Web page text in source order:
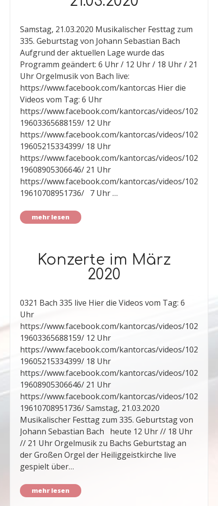
Samstag, 21.03.2020 Musikalischer Festtag zum
335. Geburtstag von Johann Sebastian Bach
Aufgrund der aktuellen Lage wurde das
Programm geändert: 6 Uhr / 12 Uhr / 18 Uhr / 21
Uhr Orgelmusik von Bach live:
https://www.facebook.com/kantorcas Hier die
Videos vom Tag: 6 Uhr
https://www.facebook.com/kantorcas/videos/102
19603365688159/ 12 Uhr
https://www.facebook.com/kantorcas/videos/102
19605215334399/ 18 Uhr
https://www.facebook.com/kantorcas/videos/102
19608905306646/ 21 Uhr
https://www.facebook.com/kantorcas/videos/102
19610708951736/ 7 Uhr …
mehr lesen
Konzerte im März
2020
0321 Bach 335 live Hier die Videos vom Tag: 6
Uhr
https://www.facebook.com/kantorcas/videos/102
19603365688159/ 12 Uhr
https://www.facebook.com/kantorcas/videos/102
19605215334399/ 18 Uhr
https://www.facebook.com/kantorcas/videos/102
19608905306646/ 21 Uhr
https://www.facebook.com/kantorcas/videos/102
19610708951736/ Samstag, 21.03.2020
Musikalischer Festtag zum 335. Geburtstag von
Johann Sebastian Bach heute 12 Uhr // 18 Uhr
// 21 Uhr Orgelmusik zu Bachs Geburtstag an
der Großen Orgel der Heiliggeistkirche live
gespielt über…
mehr lesen